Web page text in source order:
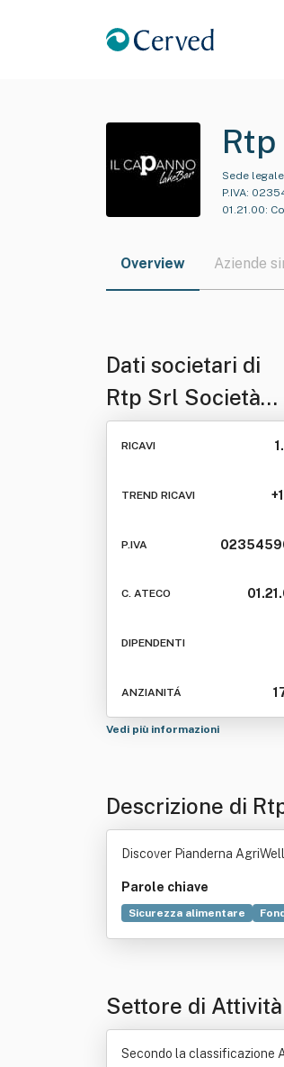
Sede
P.IVA:
01.21.00:
Overview Aziende
Dati societari di
Rtp Srl Società
Agricola
RICAVI
TREND RICAVI
P.IVA
C. ATECO
DIPENDENTI
ANZIANITÁ
Vedi più informazioni
Descrizione di
Discover Pianderna
Parole chiave
Sicurezza alimentare
Settore di Attività
Secondo la classificazione